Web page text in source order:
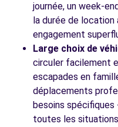
Voir l'agence
Voir
journée, un week-
la durée de location
engagement
Large choix de
circuler facilement
escapades en
déplacements
besoins
toutes les